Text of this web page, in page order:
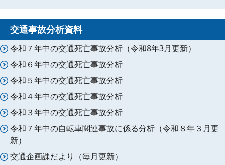
交通事故分析資料
令和７年中の交通死亡事故分析（令和8年3月更新）
令和６年中の交通死亡事故分析
令和５年中の交通死亡事故分析
令和４年中の交通死亡事故分析
令和３年中の交通死亡事故分析
令和７年中の自転車関連事故に係る分析（令和８年３月更
新）
交通企画課だより（毎月更新）